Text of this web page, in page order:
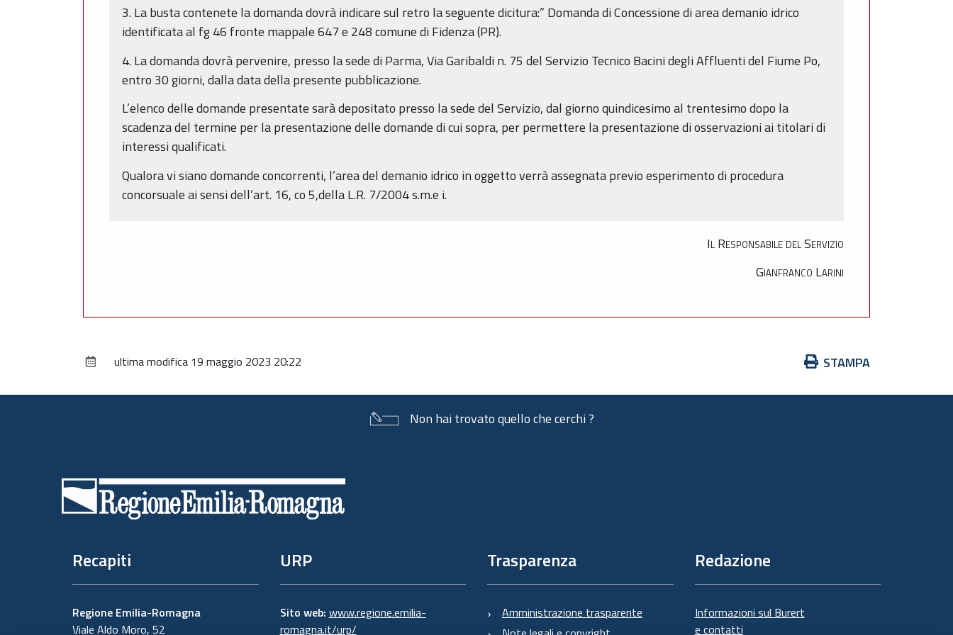
3. La busta contenete la domanda dovrà indicare sul retro la seguente dicitura:” Domanda di Concessione di area demanio idrico
identificata al fg 46 fronte mappale 647 e 248 comune di Fidenza (PR).
4. La domanda dovrà pervenire, presso la sede di Parma, Via Garibaldi n. 75 del Servizio Tecnico Bacini degli Affluenti del Fiume Po,
entro 30 giorni, dalla data della presente pubblicazione.
L’elenco delle domande presentate sarà depositato presso la sede del Servizio, dal giorno quindicesimo al trentesimo dopo la
scadenza del termine per la presentazione delle domande di cui sopra, per permettere la presentazione di osservazioni ai titolari di
interessi qualificati.
Qualora vi siano domande concorrenti, l’area del demanio idrico in oggetto verrà assegnata previo esperimento di procedura
concorsuale ai sensi dell’art. 16, co 5,della L.R. 7/2004 s.m.e i.
Il Responsabile del Servizio
Gianfranco Larini
Azioni
documento
STAMPA
ultima modifica 19 maggio 2023 20:22
Non hai trovato quello che cerchi ?
Recapiti
Regione Emilia-Romagna
Viale Aldo Moro, 52
URP
Sito web: www.regione.emilia-
romagna.it/urp/
Trasparenza
Amministrazione trasparente
Redazione
Informazioni sul Burert
e contatti